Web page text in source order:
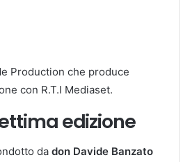
Production che produce
con R.T.I Mediaset.
edizione
da don Davide Banzato